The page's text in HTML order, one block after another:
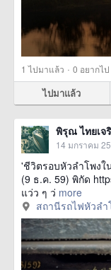
1 ไปมาแล้ว · 0 อยากไป
ไปมาแล้ว
พิรุณ ไทยเจ
14 มกราคม
'ชีวิตรอบหัวลำโพงใ
(9 ธ.ค. 59) พิกัด
แว่ว ๆ ว่ more
สถานีรถไฟหัวลำ